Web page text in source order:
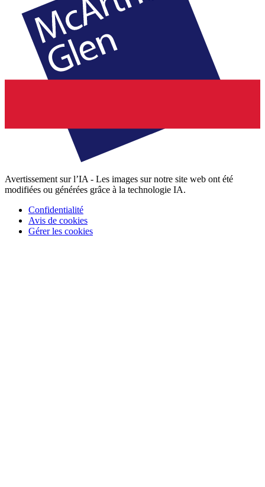
Avertissement sur l’IA - Les images sur notre site web ont été
modifiées ou générées grâce à la technologie IA.
Confidentialité
Avis de cookies
Gérer les cookies